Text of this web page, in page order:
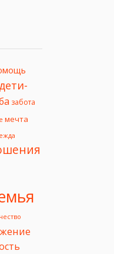
дети-
забота
мечта